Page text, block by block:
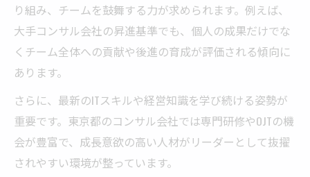
り組み、チームを鼓舞する力が求められます。例えば、
大手コンサル会社の昇進基準でも、個人の成果だけでな
くチーム全体への貢献や後進の育成が評価される傾向に
あります。
さらに、最新のITスキルや経営知識を学び続ける姿勢が
重要です。東京都のコンサル会社では専門研修やOJTの機
会が豊富で、成長意欲の高い人材がリーダーとして抜擢
されやすい環境が整っています。